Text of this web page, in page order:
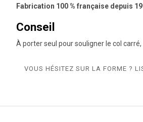
Fabrication 100 % française depuis
Conseil
À porter seul pour souligner le col
VOUS HÉSITEZ SUR LA FORME ?